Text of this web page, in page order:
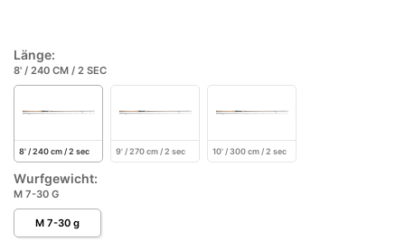
Länge:
8' / 240 CM / 2 SEC
8' / 240 cm / 2 sec 9' / 270 cm / 2 sec 10' / 300 cm / 2 sec
Wurfgewicht:
M 7-30 G
M 7-30 g